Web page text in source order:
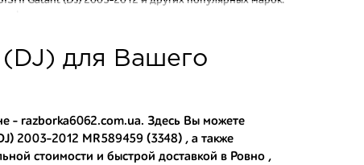
аналогов.
и проверенного продавца. Если вам требуется
нашего интернет-магазина подберут вам товар и
(DJ) для Вашего
- razborka6062.com.ua. Здесь Вы можете
2003-2012 MR589459 (3348) , а также
стоимости и быстрой доставкой в Ровно ,